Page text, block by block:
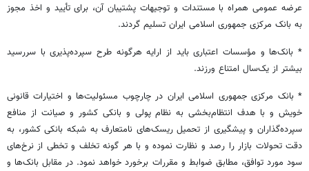
عرضه عمومی همراه با مستندات و توجیهات پشتیبان آن، برای تأیید و اخذ مجوز
به بانک مرکزی جمهوری اسلامی ایران تسلیم گردند.
* بانک‌ها و مؤسسات اعتباری باید از ارایه هر‌گونه طرح سپرده‌پذیری با سررسید
بیشتر از یک‌سال امتناع ورزند.
* بانک مرکزی جمهوری اسلامی ایران در چارچوب مسئولیت‌ها و اختیارات قانونی
خویش و با هدف انتظام‌بخشی به نظام پولی و بانکی کشور و صیانت از منافع
سپرده‌گذاران و پیشگیری از تحمیل ریسک‌های نامتعارف به شبکه بانکی کشور، به
دقت تحولات بازار را رصد و نظارت نموده و با هر گونه تخلف و تخطی از نرخ‌های
سود مورد توافق، مطابق ضوابط و مقررات برخورد خواهد نمود. در مقابل بانک‌ها و